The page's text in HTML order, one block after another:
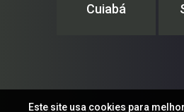
Cuiabá
Este site usa cookies para